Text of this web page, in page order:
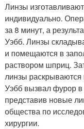
Линзы
индивидуально.
за 8 минут, а
Уэбб. Линзы
и помещаются в
раствором шприц.
линзы раскрываются
Уэбб вызвал фурор
представив новые
общества по
хирургии.